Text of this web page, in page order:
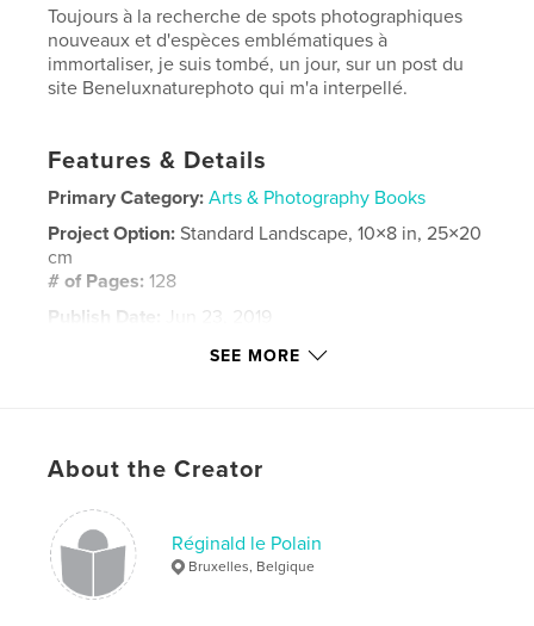
Toujours à la recherche de spots photographiques
nouveaux et d'espèces emblématiques à
immortaliser, je suis tombé, un jour, sur un post du
site Beneluxnaturephoto qui m'a interpellé.
Features & Details
Primary Category: Arts & Photography Books
Project Option:Standard Landscape, 10×8 in, 25×20
cm
# of Pages:128
Publish Date:
Jun 23, 2019
SEE MORE
About the Creator
Réginald le Polain
Bruxelles, Belgique